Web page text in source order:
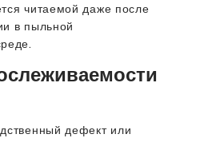
читаемой даже после
в пыльной
дефект или